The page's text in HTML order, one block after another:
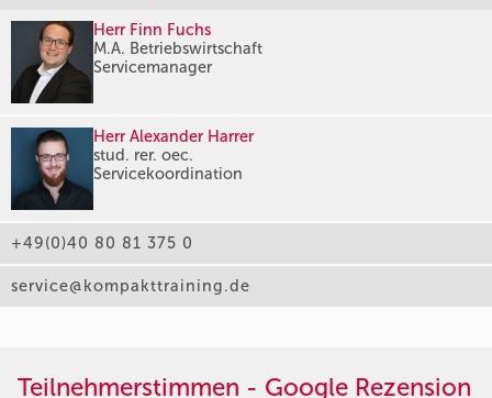
Herr Finn Fuchs
M.A. Betriebswirtschaft
Servicemanager
Herr Alexander Harrer
stud. rer. oec.
Servicekoordination
+49(0)40 80 81 375 0
service@kompakttraining.de
Teilnehmerstimmen - Google Rezension